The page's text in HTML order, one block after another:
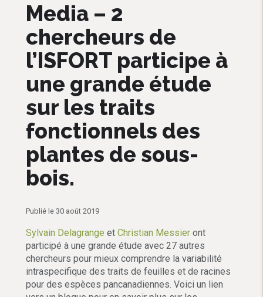
Media – 2
chercheurs de
l’ISFORT participe à
une grande étude
sur les traits
fonctionnels des
plantes de sous-
bois.
Publié le 30 août 2019
Sylvain Delagrange etChristian Messier ont
participé à une grande étude avec 27 autres
chercheurs pour mieux comprendre la variabilité
intraspecifique des traits de feuilles et de racines
pour des espèces pancanadiennes. Voici un lien